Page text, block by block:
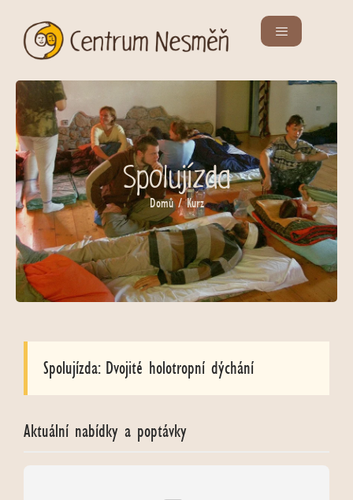
Spolujízda
Domů/ Kurz
Spolujízda: Dvojité holotropní dýchání
Aktuální nabídky a poptávky